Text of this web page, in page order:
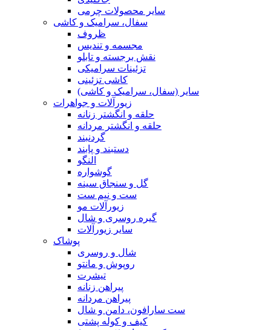
سایر محصولات چرمی
سفال، سرامیک و کاشی
ظروف
مجسمه و تندیس
نقش برجسته و تابلو
تزئینات سرامیکی
کاشی تزئینی
سایر (سفال، سرامیک و کاشی)
زیورآلات و جواهرات
حلقه و انگشتر زنانه
حلقه و انگشتر مردانه
گردنبند
دستبند و پابند
النگو
گوشواره
گل و سنجاق سینه
ست و نیم ست
زیورآلات مو
گیره روسری و شال
سایر زیورآلات
پوشاک
شال و روسری
روپوش و مانتو
تیشرت
پیراهن زنانه
پیراهن مردانه
ست سارافون، دامن و شال
کیف و کوله پشتی